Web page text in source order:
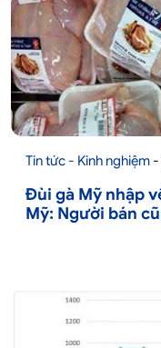
Tin tức - Kinh nghiệm -
Đùi gà Mỹ nhập
Mỹ: Người bán